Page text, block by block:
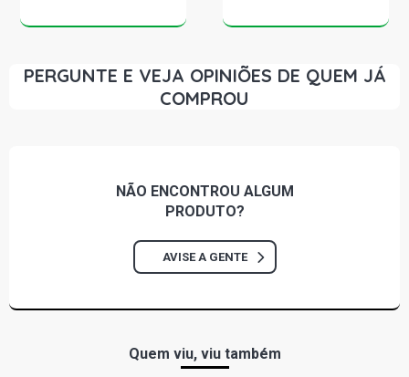
PERGUNTE E VEJA OPINIÕES DE QUEM JÁ
COMPROU
NÃO ENCONTROU ALGUM
PRODUTO?
AVISE A GENTE
Quem viu, viu também